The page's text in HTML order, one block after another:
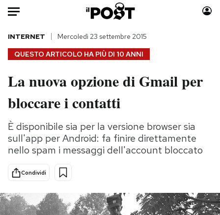
Auto
HOME
Italia
Politica
Tecnologia
Internet
Scienza
Cultura
Economia
Sport
Moda
Storie/Idee
Ok Boomer!
Media
Mondiali calcio 2026
QUESTO ARTICOLO HA PIÙ DI 10 ANNI
INTERNET Mercoledì 23 settembre 2015
La nuova opzione di Gmail per
bloccare i contatti
È disponibile sia per la versione browser sia
sull'app per Android: fa finire direttamente
nello spam i messaggi dell'account bloccato
Condividi